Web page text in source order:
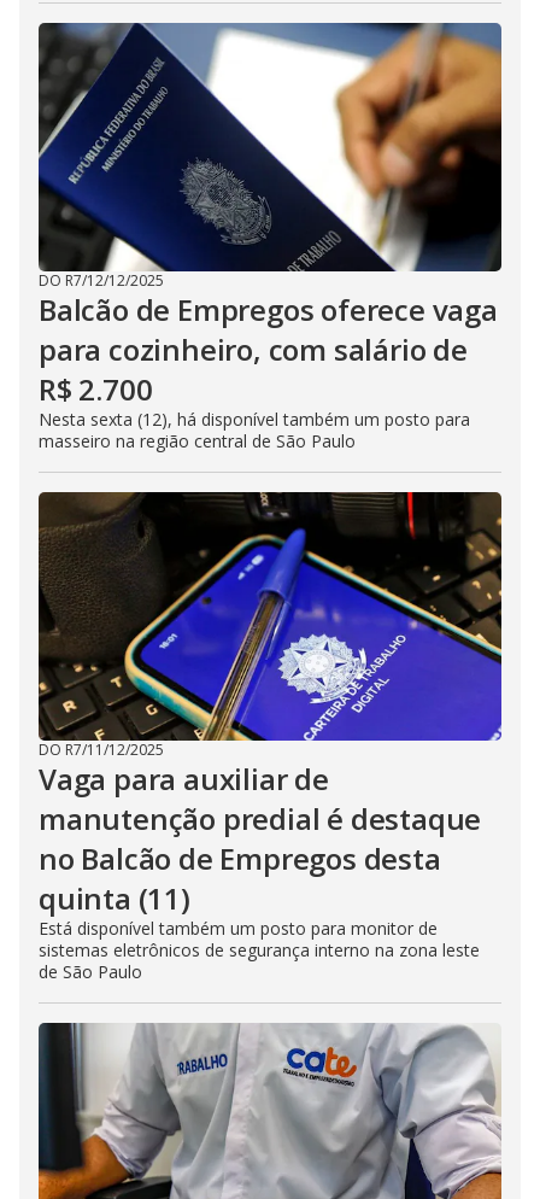
DO R7/12/12/2025
Balcão de Empregos oferece vaga
para cozinheiro, com salário de
R$ 2.700
Nesta sexta (12), há disponível também um posto para
masseiro na região central de São Paulo
DO R7/11/12/2025
Vaga para auxiliar de
manutenção predial é destaque
no Balcão de Empregos desta
quinta (11)
Está disponível também um posto para monitor de
sistemas eletrônicos de segurança interno na zona leste
de São Paulo